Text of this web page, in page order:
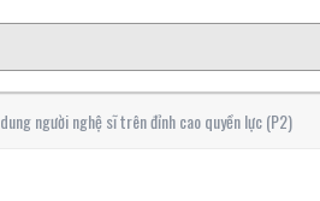
người nghệ sĩ trên đỉnh cao quyền lực (P2)